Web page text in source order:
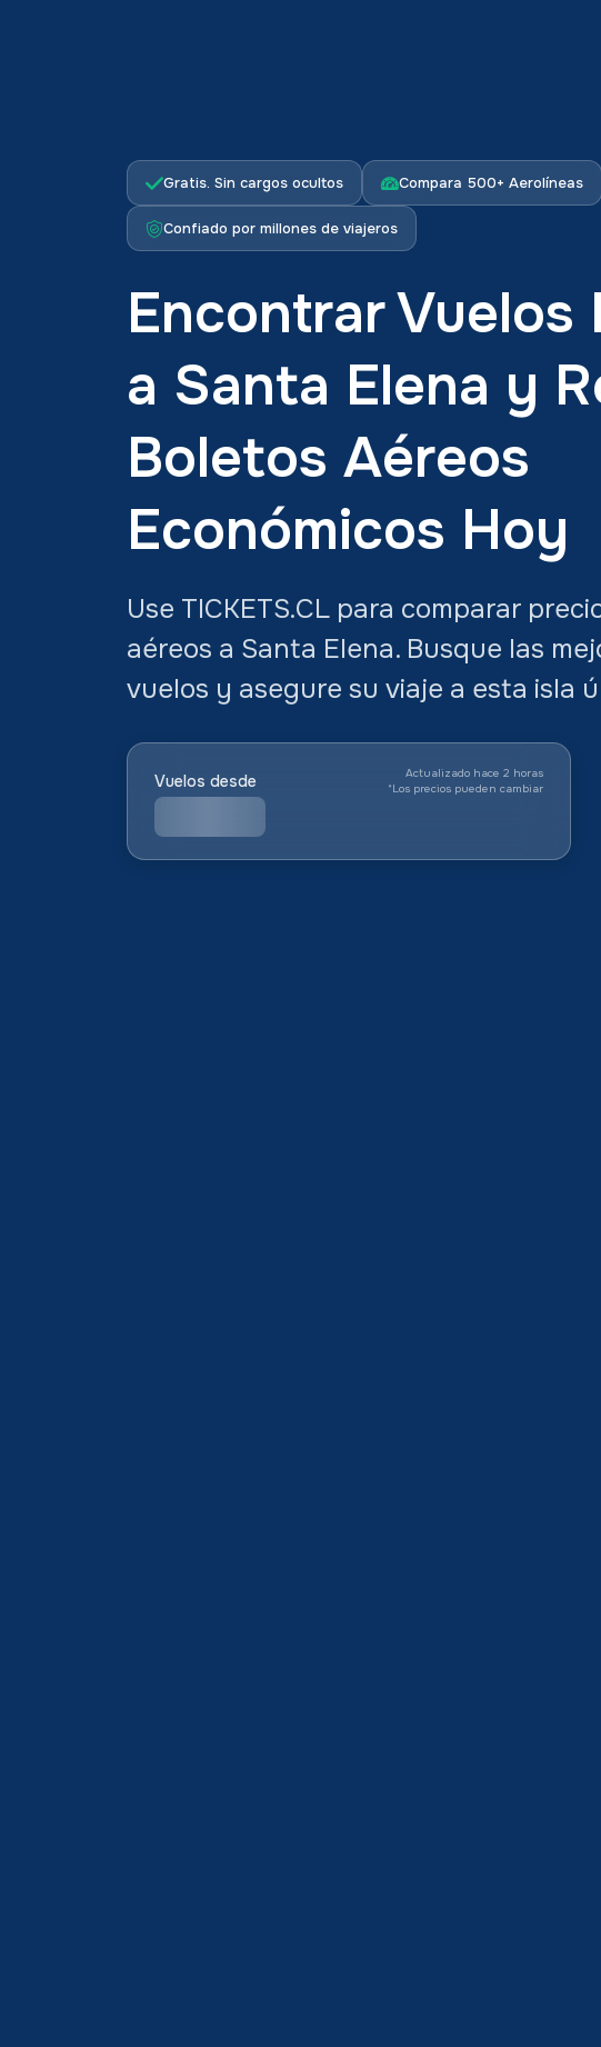
Gratis. Sin cargos ocultos Compara 500+ Aerolíneas
Confiado por millones de viajeros
Encontrar Vuelos
a Santa Elena y
Boletos Aéreos
Económicos Hoy
Use TICKETS.CL para comparar
aéreos a Santa Elena. Busque las
vuelos y asegure su viaje a esta isla
Vuelos desde
Actualizado hace 2 horas
*Los precios pueden cambiar